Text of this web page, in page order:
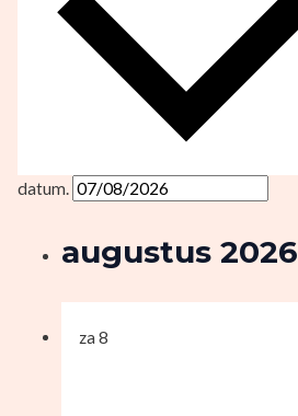
datum.
augustus 2026
za 8